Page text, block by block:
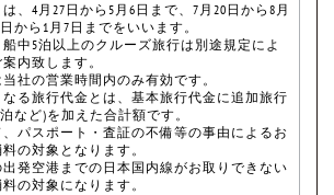
、4月27日から5月6日まで、7月20日から8月
から1月7日までをいいます。
中5泊以上のクルーズ旅行は別途規定によ
内致します。
社の営業時間内のみ有効です。
る旅行代金とは、基本旅行代金に追加旅行
など)を加えた合計額です。
パスポート・査証の不備等の事由によるお
の対象となります。
発空港までの日本国内線がお取りできない
の対象になります。